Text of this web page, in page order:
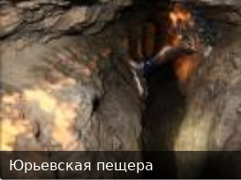
Юрьевская пещера